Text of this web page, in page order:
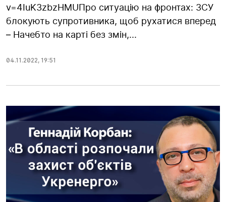
v=4IuK3zbzHMUПро ситуацію на фронтах: ЗСУ
блокують супротивника, щоб рухатися вперед
– Начебто на карті без змін,...
04.11.2022, 19:51